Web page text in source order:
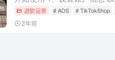
进阶运营 # ADS # TikTokShop
2年前